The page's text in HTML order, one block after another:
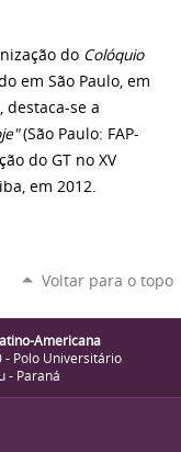
do Colóquio
em São Paulo, em
se a
(São Paulo: FAP-
do GT no XV
em 2012.
Voltar para o topo
Americana
- Polo Universitário
- Paraná